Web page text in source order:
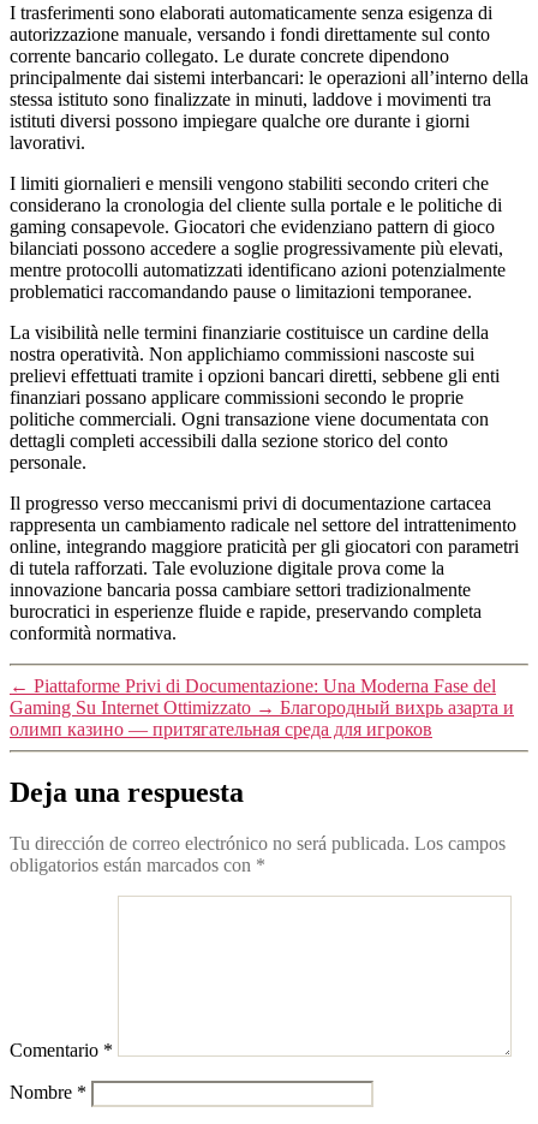
I trasferimenti sono elaborati automaticamente senza esigenza di
autorizzazione manuale, versando i fondi direttamente sul conto
corrente bancario collegato. Le durate concrete dipendono
principalmente dai sistemi interbancari: le operazioni all’interno della
stessa istituto sono finalizzate in minuti, laddove i movimenti tra
istituti diversi possono impiegare qualche ore durante i giorni
lavorativi.
I limiti giornalieri e mensili vengono stabiliti secondo criteri che
considerano la cronologia del cliente sulla portale e le politiche di
gaming consapevole. Giocatori che evidenziano pattern di gioco
bilanciati possono accedere a soglie progressivamente più elevati,
mentre protocolli automatizzati identificano azioni potenzialmente
problematici raccomandando pause o limitazioni temporanee.
La visibilità nelle termini finanziarie costituisce un cardine della
nostra operatività. Non applichiamo commissioni nascoste sui
prelievi effettuati tramite i opzioni bancari diretti, sebbene gli enti
finanziari possano applicare commissioni secondo le proprie
politiche commerciali. Ogni transazione viene documentata con
dettagli completi accessibili dalla sezione storico del conto
personale.
Il progresso verso meccanismi privi di documentazione cartacea
rappresenta un cambiamento radicale nel settore del intrattenimento
online, integrando maggiore praticità per gli giocatori con parametri
di tutela rafforzati. Tale evoluzione digitale prova come la
innovazione bancaria possa cambiare settori tradizionalmente
burocratici in esperienze fluide e rapide, preservando completa
conformità normativa.
← Piattaforme Privi di Documentazione: Una Moderna Fase del
Gaming Su Internet Ottimizzato → Благородный вихрь азарта и
олимп казино — притягательная среда для игроков
Deja una respuesta
Tu dirección de correo electrónico no será publicada. Los campos
obligatorios están marcados con *
Comentario *
Nombre *